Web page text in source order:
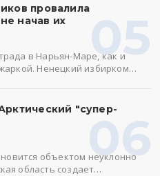
05
провалила
начав их
в Нарьян-Маре, как и
Ненецкий избирком…
06
"супер-
объектом неуклонно
область создает…